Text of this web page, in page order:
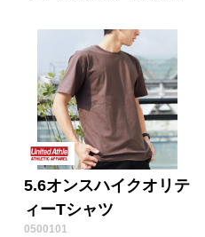
の生地は丈夫です。キッ
ズ、レディース、メンズ
OK。
5.6オンスハイクオリテ
ィーTシャツ
0500101